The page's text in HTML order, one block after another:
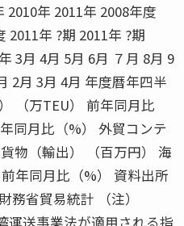
2010年 2011年 2008年度
2011年 ?期 2011年 ?期
3月 4月 5月 6月 ７月 8月 9
2月 3月 4月 年度暦年四半
（万TEU） 前年同月比
同月比（%） 外貿コンテ
物（輸出） （百万円） 海
年同月比（%） 資料出所
務省貿易統計 （注）
運送事業法が適用される指